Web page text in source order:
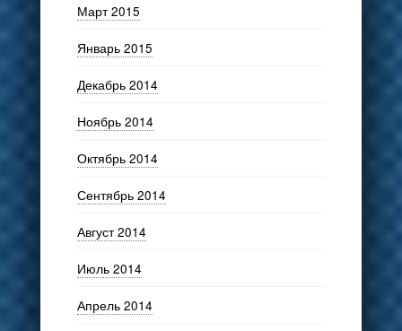
Март 2015
Январь 2015
Декабрь 2014
Ноябрь 2014
Октябрь 2014
Сентябрь 2014
Август 2014
Июль 2014
Апрель 2014